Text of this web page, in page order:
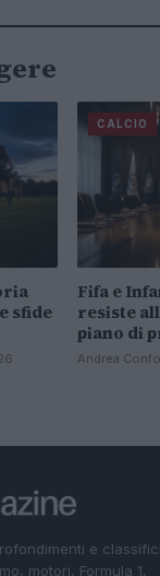
sfide
CALCIO
Fifa e
resiste
piano di
Andrea
e
motori, Formula 1,